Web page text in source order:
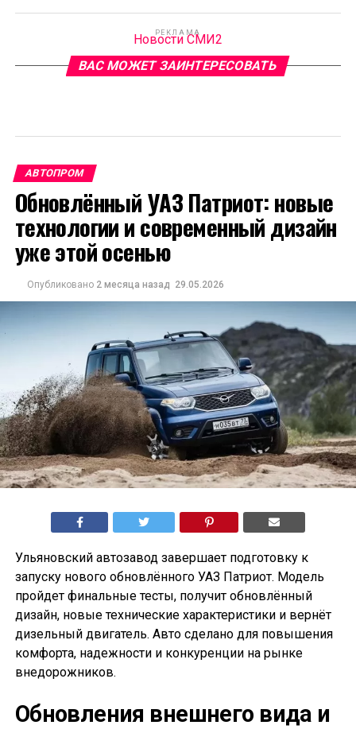
РЕКЛАМА
Новости СМИ2
ВАС МОЖЕТ ЗАИНТЕРЕСОВАТЬ
АВТОПРОМ
Обновлённый УАЗ Патриот: новые
технологии и современный дизайн
уже этой осенью
Опубликовано 2 месяца назад 29.05.2026
Ульяновский автозавод завершает подготовку к
запуску нового обновлённого УАЗ Патриот. Модель
пройдет финальные тесты, получит обновлённый
дизайн, новые технические характеристики и вернёт
дизельный двигатель. Авто сделано для повышения
комфорта, надежности и конкуренции на рынке
внедорожников.
Обновления внешнего вида и